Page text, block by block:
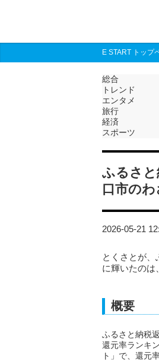
E START トップ
総合
トレンド
エンタメ
旅行
経済
スポーツ
ふるさと
口市の
2026-05-21
とくさとが
に輝いたのは
概要
ふるさと納税
還元率ランキ
ト」で、還元